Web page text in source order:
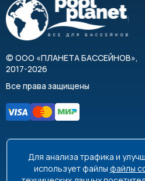
© ООО «ПЛАНЕТА БАССЕЙНОВ»,
2017-2026
Все права защищены
8 495 663-99-48
8 800
Для анализа трафика и
использует файлы файлы